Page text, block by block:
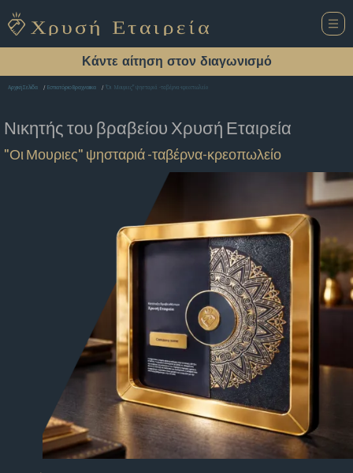
Κάντε αίτηση στον διαγωνισμό
Αρχική Σελίδα Εστιατόριο Βραχναιικα "Οι Μουριες" ψησταριά -ταβέρνα-κρεοπωλείο
Νικητής του βραβείου Χρυσή Εταιρεία
"Οι Μουριες" ψησταριά -ταβέρνα-κρεοπωλείο